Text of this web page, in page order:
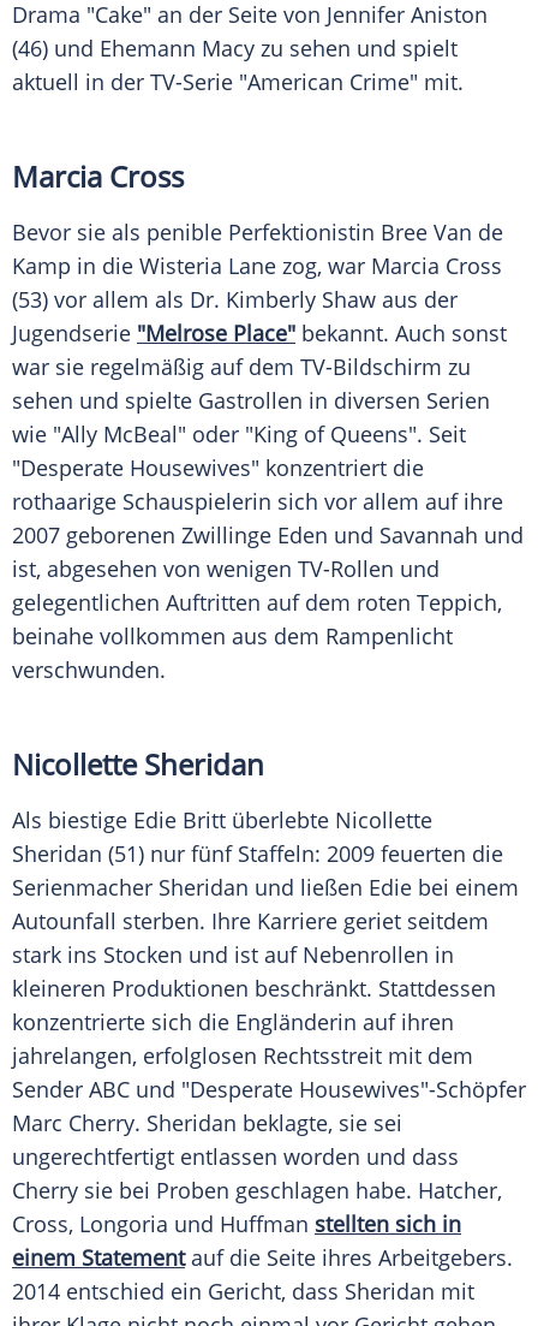
Drama "Cake" an der Seite von Jennifer Aniston
(46) und Ehemann Macy zu sehen und spielt
aktuell in der TV-Serie "American Crime" mit.
Marcia Cross
Bevor sie als penible Perfektionistin Bree Van de
Kamp in die Wisteria Lane zog, war Marcia Cross
(53) vor allem als Dr. Kimberly Shaw aus der
Jugendserie "Melrose Place" bekannt. Auch sonst
war sie regelmäßig auf dem TV-Bildschirm zu
sehen und spielte Gastrollen in diversen Serien
wie "Ally McBeal" oder "King of Queens". Seit
"Desperate Housewives" konzentriert die
rothaarige Schauspielerin sich vor allem auf ihre
2007 geborenen Zwillinge Eden und Savannah und
ist, abgesehen von wenigen TV-Rollen und
gelegentlichen Auftritten auf dem roten Teppich,
beinahe vollkommen aus dem Rampenlicht
verschwunden.
Nicollette Sheridan
Als biestige Edie Britt überlebte Nicollette
Sheridan (51) nur fünf Staffeln: 2009 feuerten die
Serienmacher Sheridan und ließen Edie bei einem
Autounfall sterben. Ihre Karriere geriet seitdem
stark ins Stocken und ist auf Nebenrollen in
kleineren Produktionen beschränkt. Stattdessen
konzentrierte sich die Engländerin auf ihren
jahrelangen, erfolglosen Rechtsstreit mit dem
Sender ABC und "Desperate Housewives"-Schöpfer
Marc Cherry. Sheridan beklagte, sie sei
ungerechtfertigt entlassen worden und dass
Cherry sie bei Proben geschlagen habe. Hatcher,
Cross, Longoria und Huffman stellten sich in
einem Statementauf die Seite ihres Arbeitgebers.
2014 entschied ein Gericht, dass Sheridan mit